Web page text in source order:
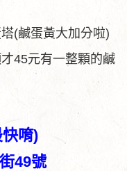
(鹹蛋黃大加分啦)
45元有一整顆的鹹
唷)
49號